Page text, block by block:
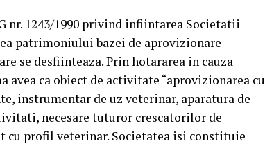
nr. 1243/1990 privind infiintarea Societatii
patrimoniului bazei de aprovizionare
se desfiinteaza. Prin hotararea in cauza
avea ca obiect de activitate “aprovizionarea cu
instrumentar de uz veterinar, aparatura de
necesare tuturor crescatorilor de
profil veterinar. Societatea isi constituie